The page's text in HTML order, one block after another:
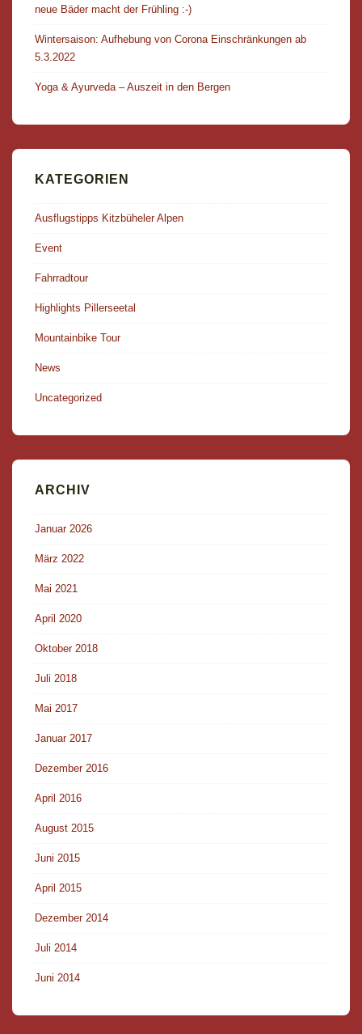
neue Bäder macht der Frühling :-)
Wintersaison: Aufhebung von Corona Einschränkungen ab
5.3.2022
Yoga & Ayurveda – Auszeit in den Bergen
KATEGORIEN
Ausflugstipps Kitzbüheler Alpen
Event
Fahrradtour
Highlights Pillerseetal
Mountainbike Tour
News
Uncategorized
ARCHIV
Januar 2026
März 2022
Mai 2021
April 2020
Oktober 2018
Juli 2018
Mai 2017
Januar 2017
Dezember 2016
April 2016
August 2015
Juni 2015
April 2015
Dezember 2014
Juli 2014
Juni 2014